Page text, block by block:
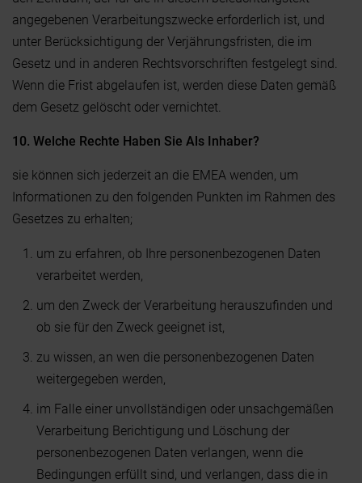
angegebenen Verarbeitungszwecke erforderlich ist, und
unter Berücksichtigung der Verjährungsfristen, die im
Gesetz und in anderen Rechtsvorschriften festgelegt sind.
Wenn die Frist abgelaufen ist, werden diese Daten gemäß
dem Gesetz gelöscht oder vernichtet.
10. Welche Rechte Haben Sie Als Inhaber?
sie können sich jederzeit an die EMEA wenden, um
Informationen zu den folgenden Punkten im Rahmen des
Gesetzes zu erhalten;
um zu erfahren, ob Ihre personenbezogenen Daten
verarbeitet werden,
um den Zweck der Verarbeitung herauszufinden und
ob sie für den Zweck geeignet ist,
zu wissen, an wen die personenbezogenen Daten
weitergegeben werden,
im Falle einer unvollständigen oder unsachgemäßen
Verarbeitung Berichtigung und Löschung der
personenbezogenen Daten verlangen, wenn die
Bedingungen erfüllt sind, und verlangen, dass die in